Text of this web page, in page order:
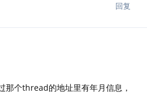
回复
那个thread的地址里有年月信息，